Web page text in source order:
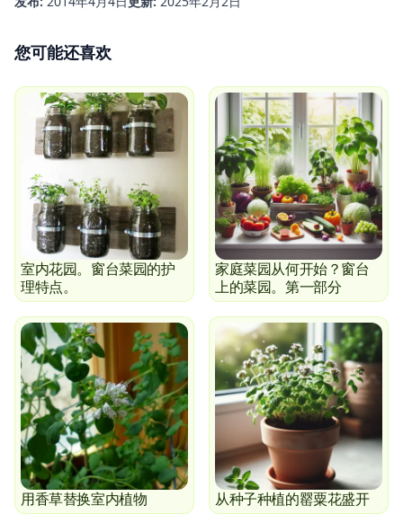
您可能还喜欢
室内花园。窗台菜园的护
理特点。
家庭菜园从何开始？窗台
上的菜园。第一部分
用香草替换室内植物 从种子种植的罂粟花盛开